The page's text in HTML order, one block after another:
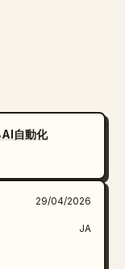
自動化
29/04/2026
JA